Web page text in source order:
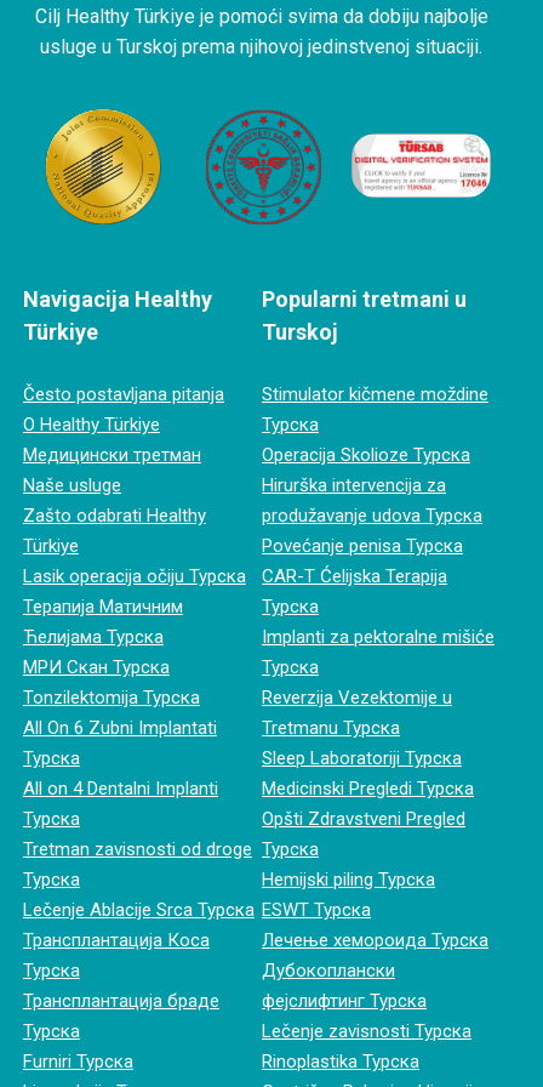
Cilj Healthy Türkiye je pomoći svima da dobiju najbolje
usluge u Turskoj prema njihovoj jedinstvenoj situaciji.
Navigacija Healthy
Türkiye
Često postavljana pitanja
O Healthy Türkiye
Медицински третман
Naše usluge
Zašto odabrati Healthy
Türkiye
Lasik operacija očiju Турска
Терапија Матичним
Ћелијама Турска
МРИ Скан Турска
Tonzilektomija Турска
All On 6 Zubni Implantati
Турска
All on 4 Dentalni Implanti
Турска
Tretman zavisnosti od droge
Турска
Lečenje Ablacije Srca Турска
Трансплантација Коса
Турска
Трансплантација браде
Турска
Furniri Турска
Popularni tretmani u
Turskoj
Stimulator kičmene moždine
Турска
Operacija Skolioze Турска
Hirurška intervencija za
produžavanje udova Турска
Povećanje penisa Турска
CAR-T Ćelijska Terapija
Турска
Implanti za pektoralne mišiće
Турска
Reverzija Vezektomije u
Tretmanu Турска
Sleep Laboratoriji Турска
Medicinski Pregledi Турска
Opšti Zdravstveni Pregled
Турска
Hemijski piling Турска
ESWT Турска
Лечење хемороида Турска
Дубокоплански
фејслифтинг Турска
Lečenje zavisnosti Турска
Rinoplastika Турска